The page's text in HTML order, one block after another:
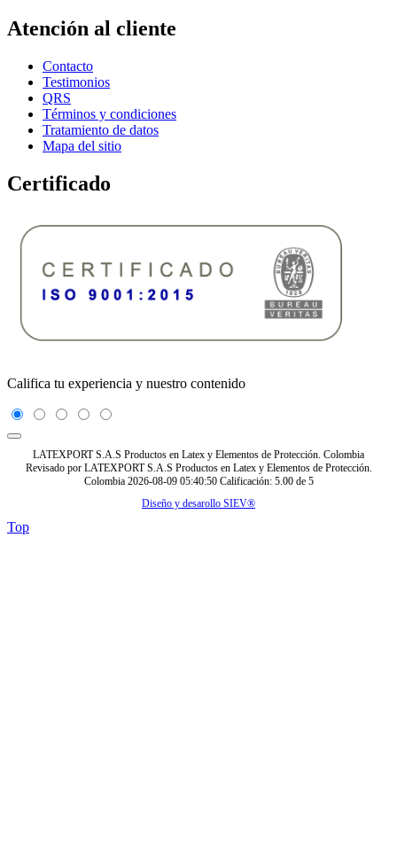
Atención al cliente
Contacto
Testimonios
QRS
Términos y condiciones
Tratamiento de datos
Mapa del sitio
Certificado
Califica tu experiencia y nuestro contenido
LATEXPORT S.A.S Productos en Latex y Elementos de Protección. Colombia
Revisado por LATEXPORT S.A.S Productos en Latex y Elementos de Protección.
Colombia 2026-08-09 05:40:50 Calificación: 5.00 de 5
Diseño y desarollo SIEV®
Top